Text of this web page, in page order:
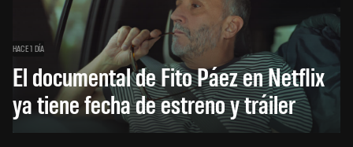
HACE 1 DÍA
El documental de Fito Páez en Netflix
ya tiene fecha de estreno y tráiler